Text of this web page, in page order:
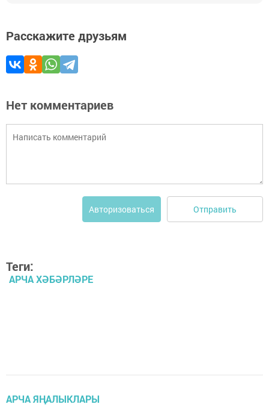
Расскажите друзьям
Нет комментариев
Авторизоваться Отправить
Теги:
АРЧА ХӘБӘРЛӘРЕ
АРЧА ЯҢАЛЫКЛАРЫ